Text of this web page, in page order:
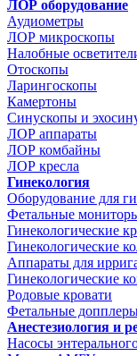
ЛОР оборудование
Аудиометры
ЛОР микроскопы
Налобные
Отоскопы
Ларингоскопы
Камертоны
Синускопы и
ЛОР аппараты
ЛОР комбайны
ЛОР кресла
Гинекология
Оборудование для
Фетальные
Гинекологические
Гинекологические
Аппараты для
Гинекологические
Родовые кровати
Фетальные
Анестезиология и
Насосы